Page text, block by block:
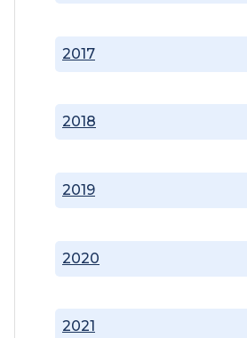
2017
2018
2019
2020
2021